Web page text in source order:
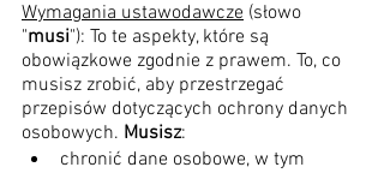
Wymagania ustawodawcze (słowo
"musi"): To te aspekty, które są
obowiązkowe zgodnie z prawem. To, co
musisz zrobić, aby przestrzegać
przepisów dotyczących ochrony danych
osobowych. Musisz:
chronić dane osobowe, w tym